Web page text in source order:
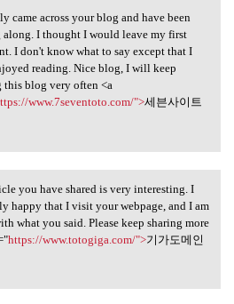
came across your
came across your blog and have been
along. I thought I would leave my first
I don't know what to say except that I
reading. Nice blog, I will keep
blog very often <a
www.7seventoto.com/">세븐사이트
you have shared
you have shared is very interesting. I
happy that I visit your webpage, and I am
what you said. Please keep sharing more
https://www.totogiga.com/">기가도메인